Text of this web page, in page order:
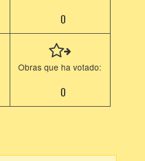
0
Obras que ha votado:
0